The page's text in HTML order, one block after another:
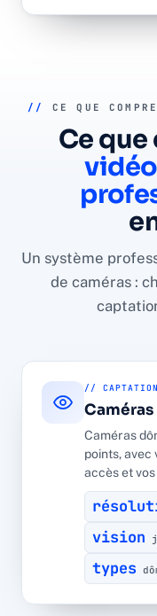
// CE QUE
Ce
Un système
de caméras :
// CAPTATION
Caméras
points, avec
accès et
vision
types